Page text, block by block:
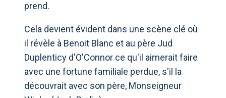
prend.
Cela devient évident dans une scène clé où
il révèle à Benoit Blanc et au père Jud
Duplenticy d'O'Connor ce qu'il aimerait faire
avec une fortune familiale perdue, s'il la
découvrait avec son père, Monseigneur